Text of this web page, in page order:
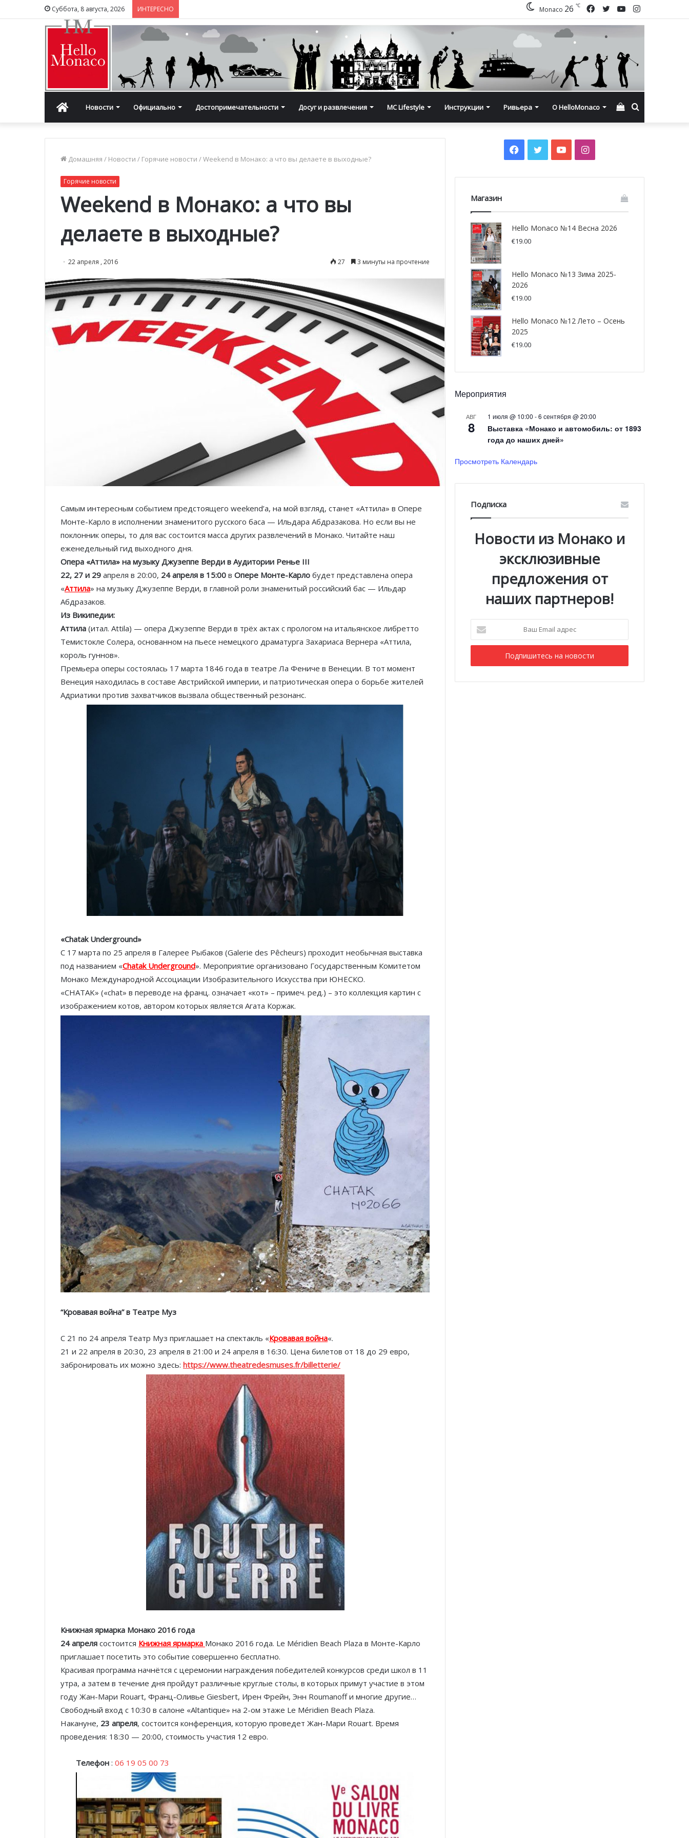
Суббота, 8 августа, 2026 ИНТЕРЕСНО Instagram
YouTube
Twitter
Facebook
Monaco 26 ℃
ГлавнаяНовости Официально Достопримечательности Досуг и развлечения MC Lifestyle Инструкции Ривьера О HelloMonaco Смотреть
Домашняя / Новости / Горячие новости /Weekend в Монако: а что вы делаете в выходные?
Горячие новости
Weekend в Монако: а что вы
делаете в выходные?
22 апреля , 2016 27 3 минуты на прочтение
Самым интересным событием предстоящего weekend’a, на мой взгляд, станет «Аттила» в Опере
Монте-Карло в исполнении знаменитого русского баса — Ильдара Абдразакова. Но если вы не
поклонник оперы, то для вас состоится масса других развлечений в Монако. Читайте наш
еженедельный гид выходного дня.
Опера «Аттила» на музыку Джузеппе Верди в Аудитории Ренье III
22, 27 и 29 апреля в 20:00, 24 апреля в 15:00 в Опере Монте-Карло будет представлена опера
«Аттила» на музыку Джузеппе Верди, в главной роли знаменитый российский бас — Ильдар
Абдразаков.
Из Википедии:
Аттила (итал. Attila) — опера Джузеппе Верди в трёх актах с прологом на итальянское либретто
Темистокле Солера, основанном на пьесе немецкого драматурга Захариаса Вернера «Аттила,
король гуннов».
Премьера оперы состоялась 17 марта 1846 года в театре Ла Фениче в Венеции. В тот момент
Венеция находилась в составе Австрийской империи, и патриотическая опера о борьбе жителей
Адриатики против захватчиков вызвала общественный резонанс.
«Chatak Underground»
С 17 марта по 25 апреля в Галерее Рыбаков (Galerie des Pêcheurs) проходит необычная выставка
под названием «Chatak Underground». Мероприятие организовано Государственным Комитетом
Монако Международной Ассоциации Изобразительного Искусства при ЮНЕСКО.
«CHATAK» («chat» в переводе на франц. означает «кот» – примеч. ред.) – это коллекция картин с
изображением котов, автором которых является Агата Коржак.
“Кровавая война” в Театре Муз
С 21 по 24 апреля Театр Муз приглашает на спектакль «Кровавая война«.
21 и 22 апреля в 20:30, 23 апреля в 21:00 и 24 апреля в 16:30. Цена билетов от 18 до 29 евро,
забронировать их можно здесь: https://www.theatredesmuses.fr/billetterie/
Книжная ярмарка Монако 2016 года
24 апреля состоится Книжная ярмарка Монако 2016 года. Le Méridien Beach Plaza в Монте-Карло
приглашает посетить это событие совершенно бесплатно.
Красивая программа начнётся с церемонии награждения победителей конкурсов среди школ в 11
утра, а затем в течение дня пройдут различные круглые столы, в которых примут участие в этом
году Жан-Мари Rouart, Франц-Оливье Giesbert, Ирен Фрейн, Энн Roumanoff и многие другие…
Свободный вход с 10:30 в салоне «Altantique» на 2-ом этаже Le Méridien Beach Plaza.
Накануне, 23 апреля, состоится конференция, которую проведет Жан-Мари Rouart. Время
проведения: 18:30 — 20:00, стоимость участия 12 евро.
Телефон : 06 19 05 00 73
Facebook
TwitterYouTubeInstagram
Магазин
Hello Monaco №14 Весна 2026
€19.00
Hello Monaco №13 Зима 2025-
2026
€19.00
Hello Monaco №12 Лето – Осень
2025
€19.00
Мероприятия
АВГ
8
1 июля @ 10:00 -6 сентября @ 20:00
Выставка «Монако и автомобиль: от 1893
года до наших дней»
Просмотреть Календарь
Подписка
Новости из Монако и
эксклюзивные
предложения от
наших партнеров!
Email
адрес